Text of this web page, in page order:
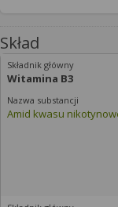
Skład
Witamina B3
Amid kwasu